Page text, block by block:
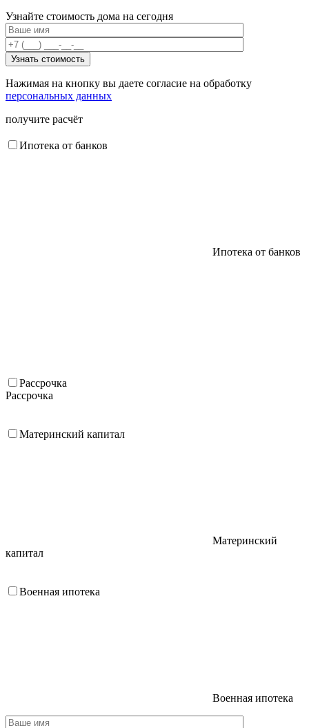
Узнайте стоимость дома на сегодня
Нажимая на кнопку вы даете согласие на обработку
персональных данных
получите расчёт
Ипотека от банков
Ипотека от банков
Рассрочка
Рассрочка
Материнский капитал
Материнский
капитал
Военная ипотека
Военная ипотека